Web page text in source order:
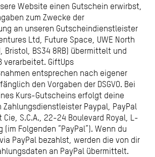
Website einen Gutschein erwirbst,
zum Zwecke der
an unseren Gutscheindienstleister
Ltd, Future Space, UWE North
Bristol, BS34 8RB) übermittelt und
verarbeitet. GiftUps
entsprechen nach eigener
den Vorgaben der DSGVO. Bei
Kurs-Gutscheins erfolgt deine
Zahlungsdienstleister Paypal, PayPal
Cie, S.C.A., 22-24 Boulevard Royal, L-
(im Folgenden “PayPal”). Wenn du
PayPal bezahlst, werden die von dir
an PayPal übermittelt.